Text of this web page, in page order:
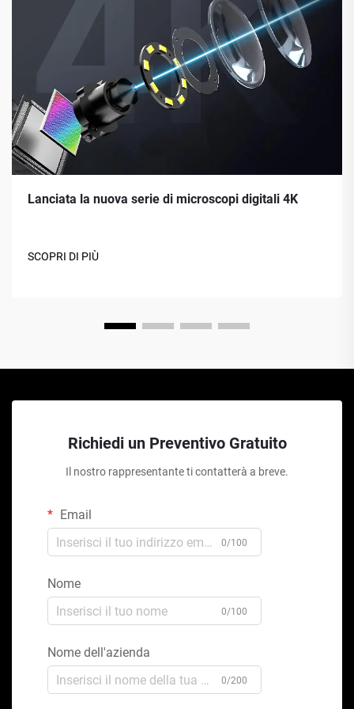
Lanciata la nuova serie di microscopi digitali 4K
SCOPRI DI PIÙ
Richiedi un Preventivo Gratuito
Il nostro rappresentante ti contatterà a breve.
Email
0/100
Nome
0/100
Nome dell'azienda
0/200